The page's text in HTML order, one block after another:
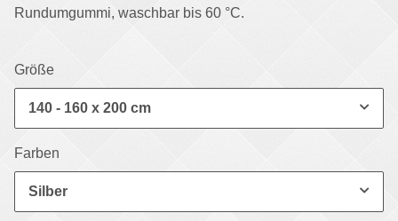
Rundumgummi, waschbar bis 60 °C.
Größe
140 - 160 x 200 cm
Farben
Silber